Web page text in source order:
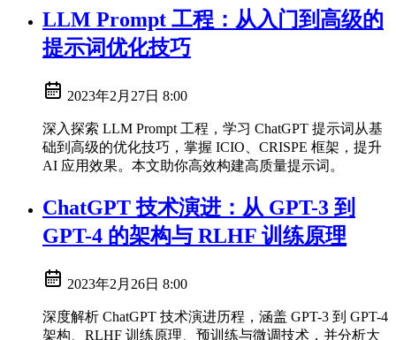
LLM Prompt 工程：从入门到高级的
提示词优化技巧
2023年2月27日 8:00
深入探索 LLM Prompt 工程，学习 ChatGPT 提示词从基
础到高级的优化技巧，掌握 ICIO、CRISPE 框架，提升
AI 应用效果。本文助你高效构建高质量提示词。
ChatGPT 技术演进：从 GPT-3 到
GPT-4 的架构与 RLHF 训练原理
2023年2月26日 8:00
深度解析 ChatGPT 技术演进历程，涵盖 GPT-3 到 GPT-4
架构、RLHF 训练原理、预训练与微调技术，并分析大